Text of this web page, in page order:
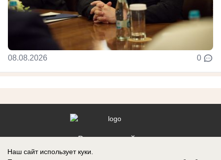
08.08.2026 0
Реклама на сайте
Наш сайт использует куки.